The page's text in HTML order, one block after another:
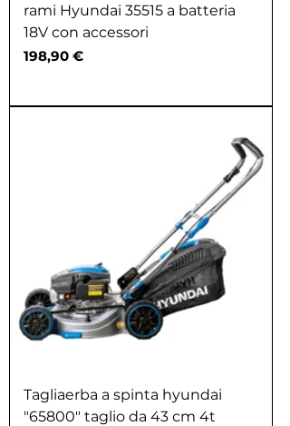
rami Hyundai 35515 a batteria
18V con accessori
Prezzo
198,90 €
Tagliaerba a spinta hyundai
"65800" taglio da 43 cm 4t